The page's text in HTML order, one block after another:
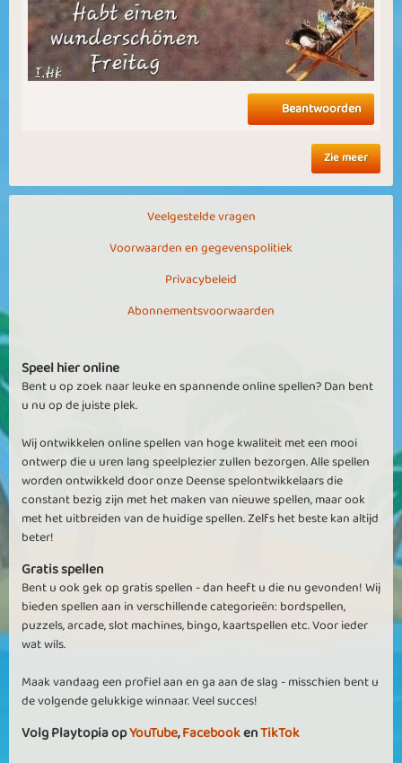
Beantwoorden
Zie meer
Veelgestelde vragen
Voorwaarden en gegevenspolitiek
Privacybeleid
Abonnementsvoorwaarden
Speel hier online
Bent u op zoek naar leuke en spannende online spellen? Dan bent
u nu op de juiste plek.
Wij ontwikkelen online spellen van hoge kwaliteit met een mooi
ontwerp die u uren lang speelplezier zullen bezorgen. Alle spellen
worden ontwikkeld door onze Deense spelontwikkelaars die
constant bezig zijn met het maken van nieuwe spellen, maar ook
met het uitbreiden van de huidige spellen. Zelfs het beste kan altijd
beter!
Gratis spellen
Bent u ook gek op gratis spellen - dan heeft u die nu gevonden! Wij
bieden spellen aan in verschillende categorieën: bordspellen,
puzzels, arcade, slot machines, bingo, kaartspellen etc. Voor ieder
wat wils.
Maak vandaag een profiel aan en ga aan de slag - misschien bent u
de volgende gelukkige winnaar. Veel succes!
Volg Playtopia opYouTube,FacebookenTikTok